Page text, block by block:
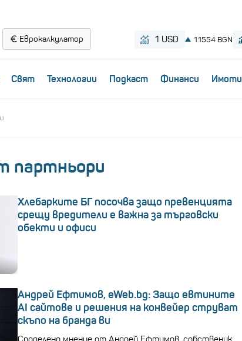
Еврокалкулатор
Свят Технологии Пoдкаст Финанси Имоти
партньори
Хлебарките БГ посочва защо превенцията
срещу вредители е важна за търговски
обекти и офиси
Андрей Ефтимов, eWeb.bg: Защо евтините
AI сайтове и решения на конвейер струват
скъпо на бранда ви